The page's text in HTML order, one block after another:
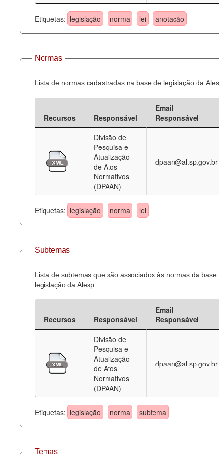
Perguntas frequentes
Contato
Etiquetas: legislação norma lei anotação
Normas
Lista de normas cadastradas na base de legislação da
Recursos Responsável
Email
Responsável
Divisão de
Pesquisa e
Atualização
de Atos
Normativos
(DPAAN)
dpaan@al.sp.gov.br
Etiquetas: legislação norma lei
Subtemas
Lista de subtemas que são associados às normas da base
legislação da Alesp.
Recursos Responsável
Email
Responsável
Divisão de
Pesquisa e
Atualização
de Atos
Normativos
(DPAAN)
dpaan@al.sp.gov.br
Etiquetas: legislação norma subtema
Temas